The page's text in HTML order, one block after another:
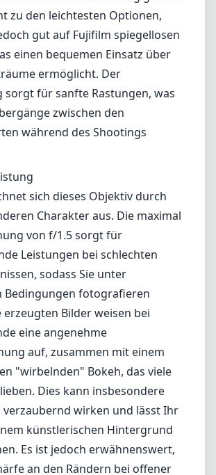
(DX/FX)
Meyer-Optik Gorlitz Biotar 58mm f/1.5 II
Gorlitz Biotar
II
Biotar 58 mm f/1.5 II für das Fujifilm X-
Kombination aus klassischem Linsendesign
Diese Linse ist bekannt für ihre
für Porträt- und Straßenfotografie macht. Sie
die einen Sinn für künstlerische Gestaltung
Design
des Biotar 58 mm ist solide, mit einer
gefertigten Konstruktion, die sich äußerst
bietet, trägt zur Anziehungskraft bei.
etwa 400 g gehört es zwar nicht zu den
balanciert jedoch gut auf Fujifilm spiegellosen
Einsatz über längere Zeiträume
sorgt für sanfte Rastungen, was
zwischen den Blendenwerten während des